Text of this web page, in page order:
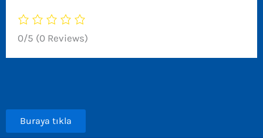
0/5 (0 Reviews)
Buraya tıkla